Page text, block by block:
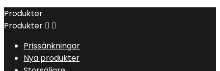
Produkter
Produkter  
Prissänkningar
Nya produkter